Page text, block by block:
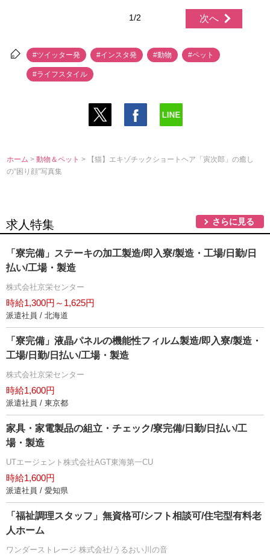
次へ
1/2
#ツイッター発 #インスタ発 #動物 #ペット
#ライフスタイル
ホーム >動物＆ペット> 【猫】エキゾチックショートヘア「寅次郎」の癒し
の“困り顔”写真集
求人特集 さらに見る
「寮完備」ステーキの加工製造/即入寮/製造・工場/日勤/日
払い/工場・製造
株式会社京栄センター
時給1,300円～1,625円
派遣社員 / 北海道
「寮完備」液晶パネルの機能性フィルム製造/即入寮/製造・
工場/日勤/日払い/工場・製造
株式会社京栄センター
時給1,600円
派遣社員 / 東京都
家具・家電製品の組立・チェック/寮完備/日勤/日払い/工
場・製造
UTエージェント株式会社AGT東海第一CU
時給1,600円
派遣社員 / 愛知県
「福祉調理スタッフ」無資格可/シフト相談可/住宅型有料老
人ホーム
ワンダーストレージ 株式会社/うるおい川の音